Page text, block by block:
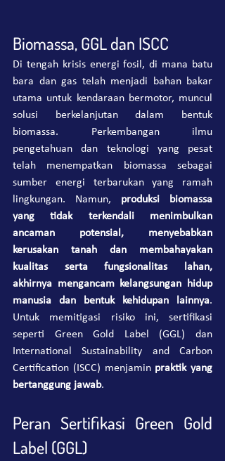
Biomassa, GGL dan ISCC
Di tengah krisis energi fosil, di mana batu
bara dan gas telah menjadi bahan bakar
utama untuk kendaraan bermotor, muncul
solusi berkelanjutan dalam bentuk
biomassa. Perkembangan ilmu
pengetahuan dan teknologi yang pesat
telah menempatkan biomassa sebagai
sumber energi terbarukan yang ramah
lingkungan. Namun, produksi biomassa
yang tidak terkendali menimbulkan
ancaman potensial, menyebabkan
kerusakan tanah dan membahayakan
kualitas serta fungsionalitas lahan,
akhirnya mengancam kelangsungan hidup
manusia dan bentuk kehidupan lainnya.
Untuk memitigasi risiko ini, sertifikasi
seperti Green Gold Label (GGL) dan
International Sustainability and Carbon
Certification (ISCC) menjamin praktik yang
bertanggung jawab.
Peran Sertifikasi Green Gold
Label (GGL)